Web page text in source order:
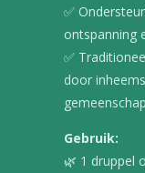
✅
ontspanning
✅
door
Gebruik:
🌿 1 druppel